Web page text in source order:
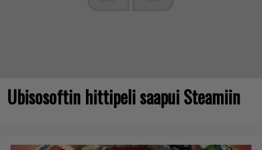
Ubisosoftin hittipeli saapui Steamiin